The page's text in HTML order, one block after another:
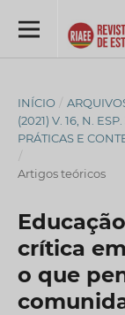
INÍCIO /
(2021) V. 16, N.
PRÁTICAS E
/
Artigos teóricos
crítica
o que